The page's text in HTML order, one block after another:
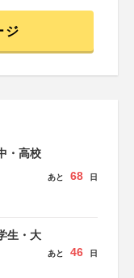
ジ
・高校
あと 68 日
生・大
あと 46 日